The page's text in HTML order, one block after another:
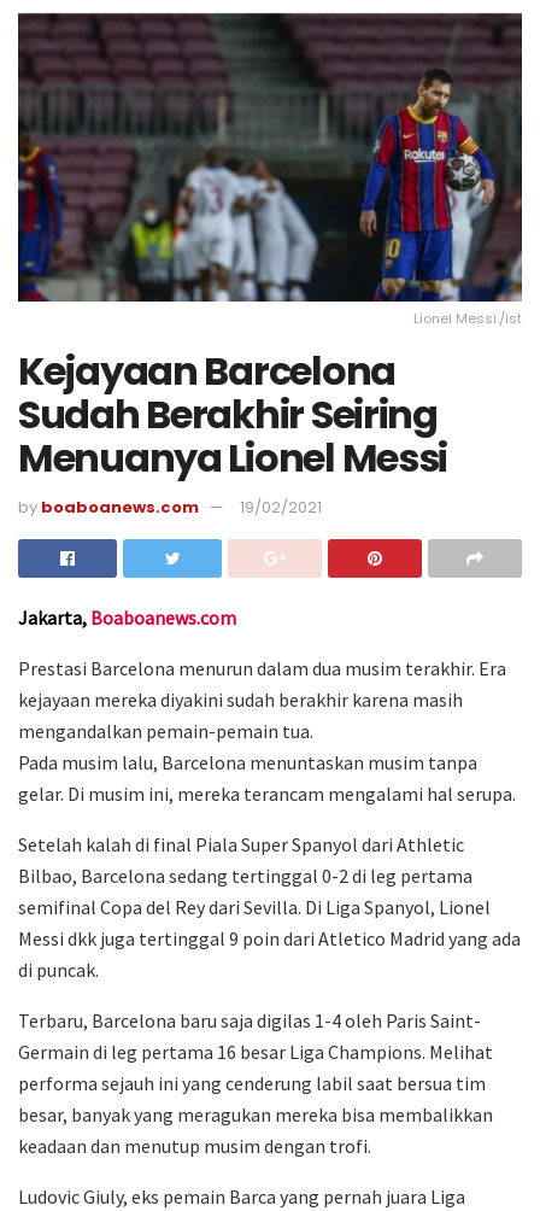
Lionel Messi./ist
Kejayaan Barcelona
Sudah Berakhir Seiring
Menuanya Lionel Messi
by boaboanews.com 19/02/2021
Jakarta, Boaboanews.com
Prestasi Barcelona menurun dalam dua musim terakhir. Era
kejayaan mereka diyakini sudah berakhir karena masih
mengandalkan pemain-pemain tua.
Pada musim lalu, Barcelona menuntaskan musim tanpa
gelar. Di musim ini, mereka terancam mengalami hal serupa.
Setelah kalah di final Piala Super Spanyol dari Athletic
Bilbao, Barcelona sedang tertinggal 0-2 di leg pertama
semifinal Copa del Rey dari Sevilla. Di Liga Spanyol, Lionel
Messi dkk juga tertinggal 9 poin dari Atletico Madrid yang ada
di puncak.
Terbaru, Barcelona baru saja digilas 1-4 oleh Paris Saint-
Germain di leg pertama 16 besar Liga Champions. Melihat
performa sejauh ini yang cenderung labil saat bersua tim
besar, banyak yang meragukan mereka bisa membalikkan
keadaan dan menutup musim dengan trofi.
Ludovic Giuly, eks pemain Barca yang pernah juara Liga